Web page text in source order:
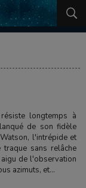
longtemps à
de son fidèle
l'intrépide et
traque sans relâche
de l'observation
azimuts, et...